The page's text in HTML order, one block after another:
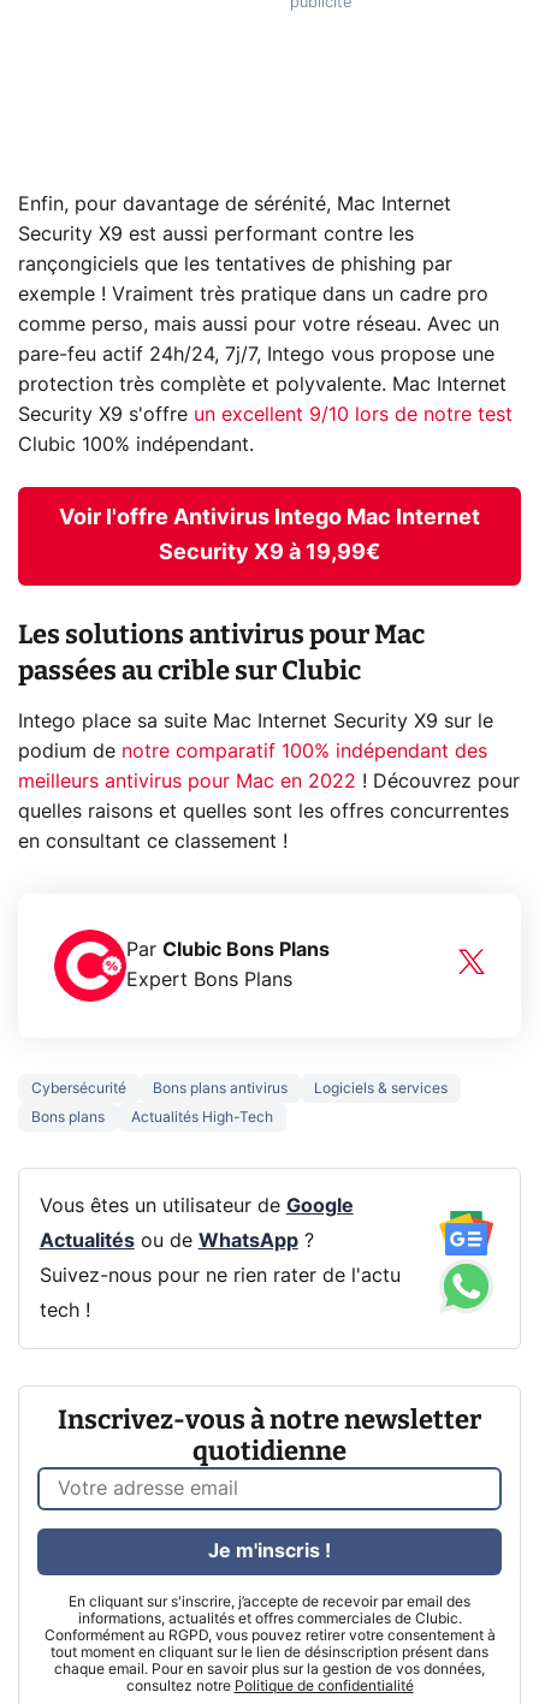
Enfin, pour davantage de sérénité, Mac Internet
Security X9 est aussi performant contre les
rançongiciels que les tentatives de phishing par
exemple ! Vraiment très pratique dans un cadre pro
comme perso, mais aussi pour votre réseau. Avec un
pare-feu actif 24h/24, 7j/7, Intego vous propose une
protection très complète et polyvalente. Mac Internet
Security X9 s'offre un excellent 9/10 lors de notre test
Clubic 100% indépendant.
Voir l'offre Antivirus Intego Mac Internet
Security X9 à 19,99€
Les solutions antivirus pour Mac
passées au crible sur Clubic
Intego place sa suite Mac Internet Security X9 sur le
podium de notre comparatif 100% indépendant des
meilleurs antivirus pour Mac en 2022 ! Découvrez pour
quelles raisons et quelles sont les offres concurrentes
en consultant ce classement !
Par Clubic Bons Plans
Expert Bons Plans
Cybersécurité Bons plans antivirus
Logiciels & services
Bons plans
Actualités High-Tech
Vous êtes un utilisateur de Google
Actualitésou de WhatsApp?
Suivez-nous pour ne rien rater de l'actu
tech !
Inscrivez-vous à notre newsletter
quotidienne
En cliquant sur s'inscrire, j’accepte de recevoir par email des
informations, actualités et offres commerciales de Clubic.
Conformément au RGPD, vous pouvez retirer votre consentement à
tout moment en cliquant sur le lien de désinscription présent dans
chaque email. Pour en savoir plus sur la gestion de vos données,
consultez notre Politique de confidentialité
Je m'inscris !